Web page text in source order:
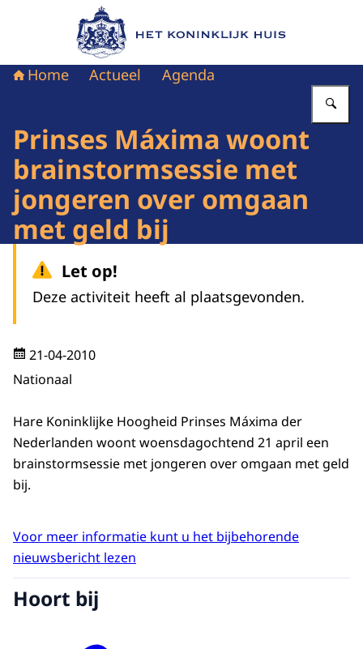
Naar de homepage van Het Koninklijk Huis
Home Actueel Agenda
Prinses Máxima woont
brainstormsessie met
jongeren over omgaan
met geld bij
Let op!
Deze activiteit heeft al plaatsgevonden.
21-04-2010
Nationaal
Hare Koninklijke Hoogheid Prinses Máxima der
Nederlanden woont woensdagochtend 21 april een
brainstormsessie met jongeren over omgaan met geld
bij.
Voor meer informatie kunt u het bijbehorende
nieuwsbericht lezen
Hoort bij